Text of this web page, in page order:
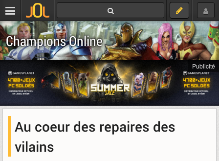
Champions Online
Publicité
Au coeur des repaires des
vilains